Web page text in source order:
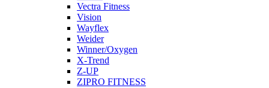
Vectra Fitness
Vision
Wayflex
Weider
Winner/Oxygen
X-Trend
Z-UP
ZIPRO FITNESS